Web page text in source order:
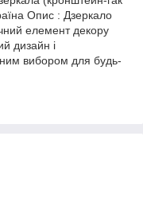
Опис : Дзеркало
елемент декору
дизайн і
вибором для будь-